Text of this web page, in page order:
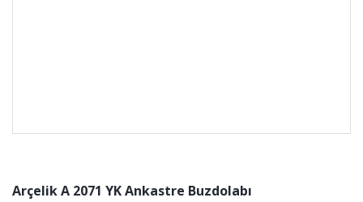
Arçelik A 2071 YK Ankastre Buzdolabı